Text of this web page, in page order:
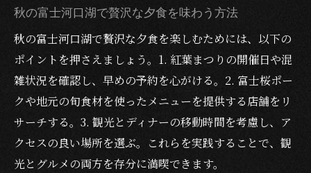
秋の富士河口湖で贅沢な夕食を味わう方法
秋の富士河口湖で贅沢な夕食を楽しむためには、以下の
ポイントを押さえましょう。1. 紅葉まつりの開催日や混
雑状況を確認し、早めの予約を心がける。2. 富士桜ポー
クや地元の旬食材を使ったメニューを提供する店舗をリ
サーチする。3. 観光とディナーの移動時間を考慮し、ア
クセスの良い場所を選ぶ。これらを実践することで、観
光とグルメの両方を存分に満喫できます。